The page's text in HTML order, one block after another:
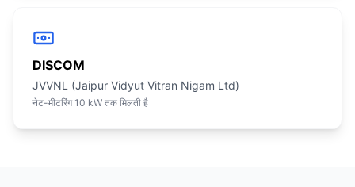
DISCOM
JVVNL (Jaipur Vidyut Vitran Nigam Ltd)
नेट-मीटरिंग 10 kW तक मिलती है